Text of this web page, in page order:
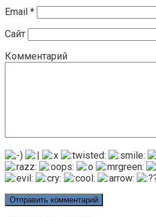
Email *
Сайт
Комментарий